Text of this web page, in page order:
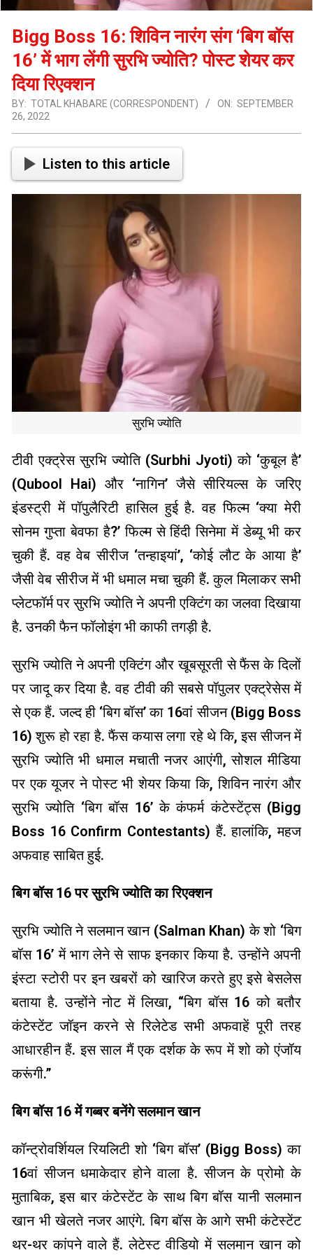
Bigg Boss 16: शिविन नारंग संग ‘बिग बॉस
16’ में भाग लेंगी सुरभि ज्योति? पोस्ट शेयर कर
दिया रिएक्शन
BY: TOTAL KHABARE (CORRESPONDENT) ON: SEPTEMBER
26, 2022
Listen to this article
सुरभि ज्योति
टीवी एक्ट्रेस सुरभि ज्योति (Surbhi Jyoti) को ‘कुबूल है’
(Qubool Hai) और ‘नागिन’ जैसे सीरियल्स के जरिए
इंडस्ट्री में पॉपुलैरिटी हासिल हुई है. वह फिल्म ‘क्या मेरी
सोनम गुप्ता बेवफा है?’ फिल्म से हिंदी सिनेमा में डेब्यू भी कर
चुकी हैं. वह वेब सीरीज ‘तन्हाइयां’, ‘कोई लौट के आया है’
जैसी वेब सीरीज में भी धमाल मचा चुकी हैं. कुल मिलाकर सभी
प्लेटफॉर्म पर सुरभि ज्योति ने अपनी एक्टिंग का जलवा दिखाया
है. उनकी फैन फॉलोइंग भी काफी तगड़ी है.
सुरभि ज्योति ने अपनी एक्टिंग और खूबसूरती से फैंस के दिलों
पर जादू कर दिया है. वह टीवी की सबसे पॉपुलर एक्ट्रेसेस में
से एक हैं. जल्द ही ‘बिग बॉस’ का 16वां सीजन (Bigg Boss
16) शुरू हो रहा है. फैंस कयास लगा रहे थे कि, इस सीजन में
सुरभि ज्योति भी धमाल मचाती नजर आएंगी, सोशल मीडिया
पर एक यूजर ने पोस्ट भी शेयर किया कि, शिविन नारंग और
सुरभि ज्योति ‘बिग बॉस 16’ के कंफर्म कंटेस्टेंट्स (Bigg
Boss 16 Confirm Contestants) हैं. हालांकि, महज
अफवाह साबित हुई.
बिग बॉस 16 पर सुरभि ज्योति का रिएक्शन
सुरभि ज्योति ने सलमान खान (Salman Khan) के शो ‘बिग
बॉस 16’ में भाग लेने से साफ इनकार किया है. उन्होंने अपनी
इंस्टा स्टोरी पर इन खबरों को खारिज करते हुए इसे बेसलेस
बताया है. उन्होंने नोट में लिखा, “बिग बॉस 16 को बतौर
कंटेस्टेंट जॉइन करने से रिलेटेड सभी अफवाहें पूरी तरह
आधारहीन हैं. इस साल मैं एक दर्शक के रूप में शो को एंजॉय
करूंगी.”
बिग बॉस 16 में गब्बर बनेंगे सलमान खान
कॉन्ट्रोवर्शियल रियलिटी शो ‘बिग बॉस’ (Bigg Boss) का
16वां सीजन धमाकेदार होने वाला है. सीजन के प्रोमो के
मुताबिक, इस बार कंटेस्टेंट के साथ बिग बॉस यानी सलमान
खान भी खेलते नजर आएंगे. बिग बॉस के आगे सभी कंटेस्टेंट
थर-थर कांपने वाले हैं. लेटेस्ट वीडियो में सलमान खान को